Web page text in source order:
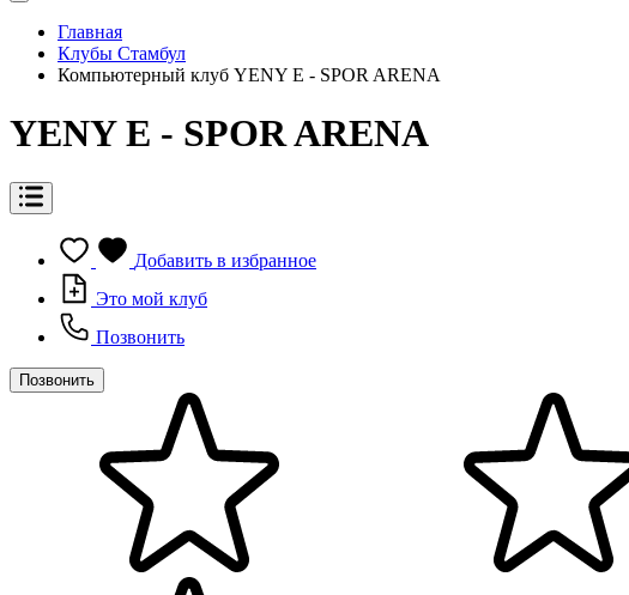
Главная
Клубы Стамбул
Компьютерный клуб YENY E - SPOR ARENA
YENY E - SPOR ARENA
Добавить в избранное
Это мой клуб
Позвонить
Позвонить